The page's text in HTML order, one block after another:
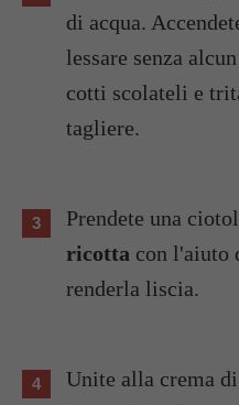
di acqua.
lessare senza
cotti scolateli e
tagliere.
Prendete una
ricotta con l'aiuto
renderla liscia.
Unite alla crema